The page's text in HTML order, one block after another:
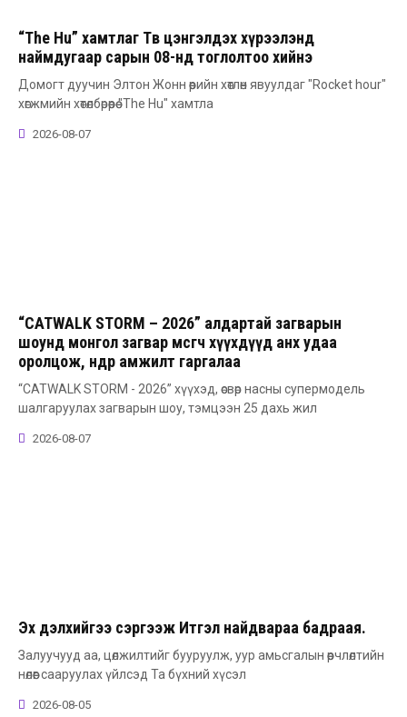
“The Hu” хамтлаг Төв цэнгэлдэх хүрээлэнд
наймдугаар сарын 08-нд тоглолтоо хийнэ
Домогт дуучин Элтон Жонн өөрийн хөтлөн явуулдаг "Rocket hour"
хөгжмийн хөтөлбөрөөрөө "The Hu" хамтла
2026-08-07
“CATWALK STORM – 2026” алдартай загварын
шоунд монгол загвар өмсөгч хүүхдүүд анх удаа
оролцож, өндөр амжилт гаргалаа
“CATWALK STORM - 2026” хүүхэд, өсвөр насны супермодель
шалгаруулах загварын шоу, тэмцээн 25 дахь жил
2026-08-07
Эх дэлхийгээ сэргээж Итгэл найдвараа бадраая.
Залуучууд аа, цөлжилтийг бууруулж, уур амьсгалын өөрчлөлтийн
нөлөөг сааруулах үйлсэд Та бүхний хүсэл
2026-08-05